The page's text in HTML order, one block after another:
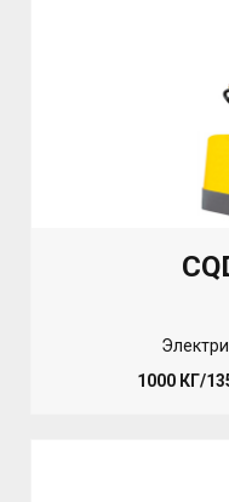
1000 КГ/